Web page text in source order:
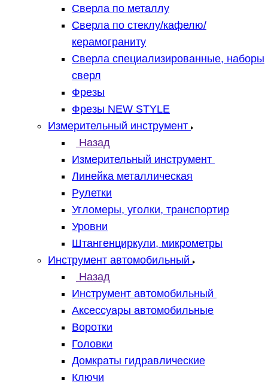
Сверла по металлу
Сверла по стеклу/кафелю/
керамограниту
Сверла специализированные, наборы
сверл
Фрезы
Фрезы NEW STYLE
Измерительный инструмент
Назад
Измерительный инструмент
Линейка металлическая
Рулетки
Угломеры, уголки, транспортир
Уровни
Штангенциркули, микрометры
Инструмент автомобильный
Назад
Инструмент автомобильный
Аксессуары автомобильные
Воротки
Головки
Домкраты гидравлические
Ключи